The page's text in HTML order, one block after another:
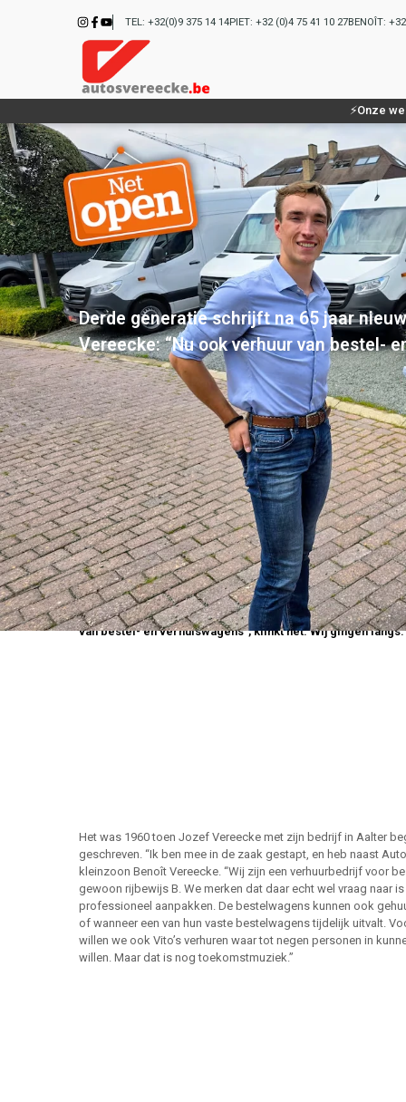
TEL: +32(0)9 375 14 14PIET: +32 (0)4 75 41 10 27BENOÎT:
⚡Onze
Derde generatie schrijft na 65 jaar
Vereecke: “Nu ook verhuur van bestel-
Auto’s Vereecke uit de Bellemstraat in Aalter is met de
meteen ook Vereecke Rental boven de doopvont. Vader
van bestel- en verhuiswagens”, klinkt het. Wij gingen langs.
Het was 1960 toen Jozef Vereecke met zijn bedrijf in Aalter
geschreven. “Ik ben mee in de zaak gestapt, en heb naast
kleinzoon Benoît Vereecke. “Wij zijn een verhuurbedrijf voor
gewoon rijbewijs B. We merken dat daar echt wel vraag naar
professioneel aanpakken. De bestelwagens kunnen ook
of wanneer een van hun vaste bestelwagens tijdelijk uitvalt.
willen we ook Vito’s verhuren waar tot negen personen in
willen. Maar dat is nog toekomstmuziek.”